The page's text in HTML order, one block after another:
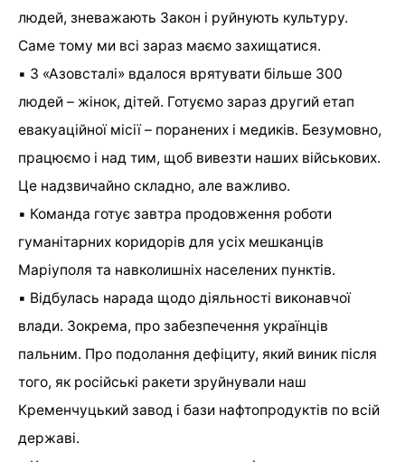
людей, зневажають Закон і руйнують культуру.
Саме тому ми всі зараз маємо захищатися.
▪️ З «Азовсталі» вдалося врятувати більше 300
людей – жінок, дітей. Готуємо зараз другий етап
евакуаційної місії – поранених і медиків. Безумовно,
працюємо і над тим, щоб вивезти наших військових.
Це надзвичайно складно, але важливо.
▪️ Команда готує завтра продовження роботи
гуманітарних коридорів для усіх мешканців
Маріуполя та навколишніх населених пунктів.
▪️ Відбулась нарада щодо діяльності виконавчої
влади. Зокрема, про забезпечення українців
пальним. Про подолання дефіциту, який виник після
того, як російські ракети зруйнували наш
Кременчуцький завод і бази нафтопродуктів по всій
державі.